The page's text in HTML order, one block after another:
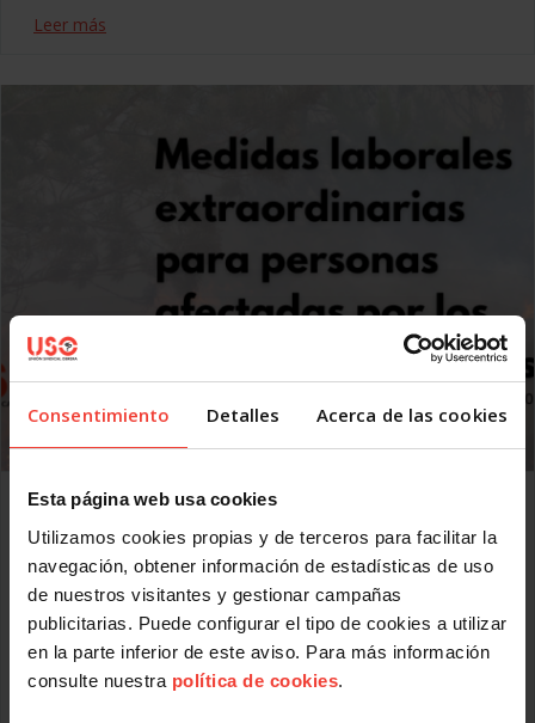
Consentimiento Detalles Acerca de las cookies
Esta página web usa cookies
Utilizamos cookies propias y de terceros para facilitar la
navegación, obtener información de estadísticas de uso
de nuestros visitantes y gestionar campañas
publicitarias. Puede configurar el tipo de cookies a utilizar
en la parte inferior de este aviso. Para más información
consulte nuestra política de cookies.
Leer más
Estas son las medidas de protección laboral para
personas afectadas por los incendios
JULIO 30, 2026
USO te explica las medidas de protección laboral para
afectados por los incendios: prestación extraordinaria,
ampliación del permiso por fallecimiento, etc.
Hoy se ha publicado en el BOE el Real Decreto-ley 20/2026,
de 29 de julio, por el que se establecen medidas urgentes